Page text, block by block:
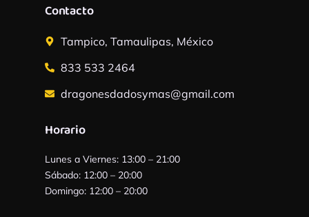
Contacto
Tampico, Tamaulipas, México
833 533 2464
dragonesdadosymas@gmail.com
Horario
Lunes a Viernes: 13:00 – 21:00
Sábado: 12:00 – 20:00
Domingo: 12:00 – 20:00